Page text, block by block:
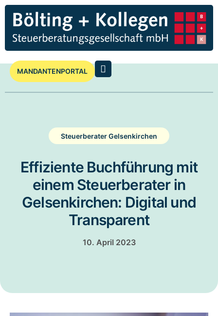
MANDANTENPORTAL
Steuerberater Gelsenkirchen
Effiziente Buchführung mit
einem Steuerberater in
Gelsenkirchen: Digital und
Transparent
10. April 2023